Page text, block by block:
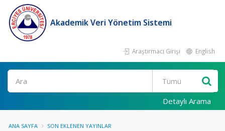
Akademik Veri Yönetim Sistemi
Araştırmacı Girişi English
Ara
Detaylı Arama
ANA SAYFA SON EKLENEN YAYINLAR